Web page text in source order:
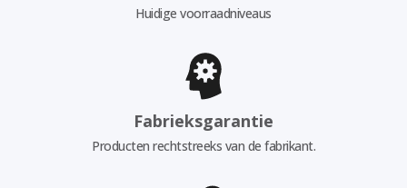
Huidige voorraadniveaus
Fabrieksgarantie
Producten rechtstreeks van de fabrikant.